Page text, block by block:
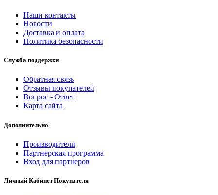
Наши контакты
Новости
Доставка и оплата
Политика безопасности
Служба поддержки
Обратная связь
Отзывы покупателей
Вопрос - Ответ
Карта сайта
Дополнительно
Производители
Партнерская программа
Вход для партнеров
Личный Кабинет Покупателя